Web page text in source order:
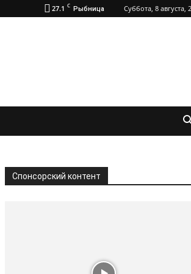
27.1 C Рыбница Суббота, 8 августа,
Спонсорский контент